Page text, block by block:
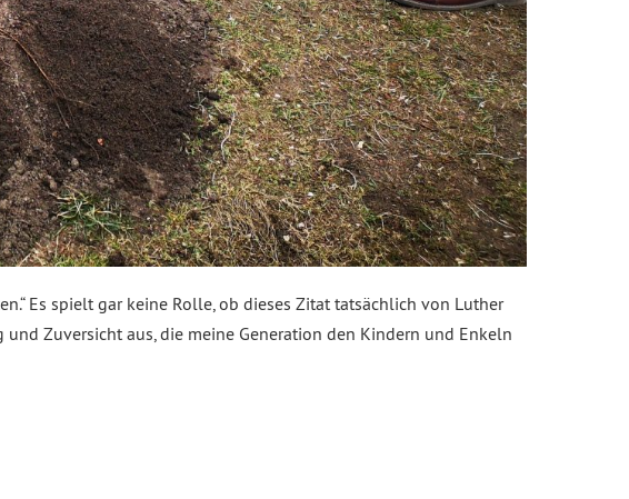
Es spielt gar keine Rolle, ob dieses Zitat tatsächlich von Luther
Zuversicht aus, die meine Generation den Kindern und Enkeln